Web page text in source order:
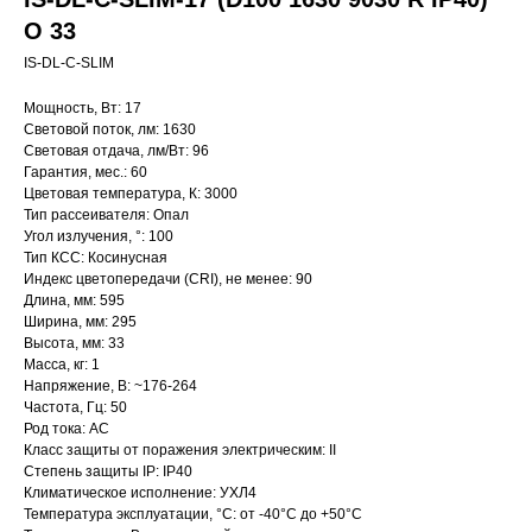
O 33
IS-DL-C-SLIM
Мощность, Вт: 17
Световой поток, лм: 1630
Световая отдача, лм/Вт: 96
Гарантия, мес.: 60
Цветовая температура, К: 3000
Тип рассеивателя: Опал
Угол излучения, °: 100
Тип КСС: Косинусная
Индекс цветопередачи (CRI), не менее: 90
Длина, мм: 595
Ширина, мм: 295
Высота, мм: 33
Масса, кг: 1
Напряжение, В: ~176-264
Частота, Гц: 50
Род тока: AC
Класс защиты от поражения электрическим: II
Степень защиты IP: IP40
Климатическое исполнение: УХЛ4
Температура эксплуатации, °С: от -40°C до +50°C